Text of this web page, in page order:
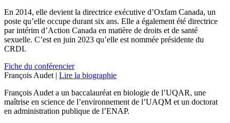
En 2014, elle devient la directrice exécutive d’Oxfam Canada, un
poste qu’elle occupe durant six ans. Elle a également été directrice
par intérim d’Action Canada en matière de droits et de santé
sexuelle. C’est en juin 2023 qu’elle est nommée présidente du
CRDI.
Fiche du conférencier
François Audet | Lire la biographie
François Audet a un baccalauréat en biologie de l’UQAR, une
maîtrise en science de l’environnement de l’UAQM et un doctorat
en administration publique de l’ENAP.